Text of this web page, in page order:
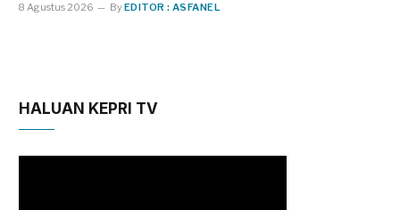
8 Agustus 2026 ByEDITOR : ASFANEL
HALUAN KEPRI TV